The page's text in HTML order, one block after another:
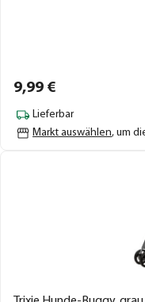
9,99 €
Lieferbar
Markt auswählen, um